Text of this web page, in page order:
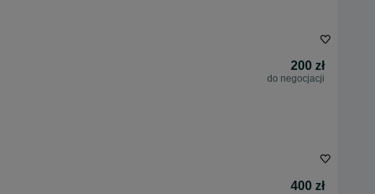
200 zł
do negocjacji
400 zł